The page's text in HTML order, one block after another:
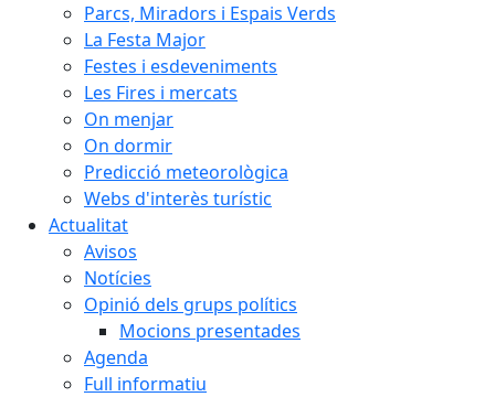
Parcs, Miradors i Espais Verds
La Festa Major
Festes i esdeveniments
Les Fires i mercats
On menjar
On dormir
Predicció meteorològica
Webs d'interès turístic
Actualitat
Avisos
Notícies
Opinió dels grups polítics
Mocions presentades
Agenda
Full informatiu